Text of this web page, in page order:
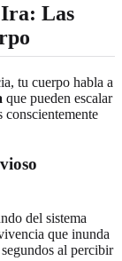
Ira: Las
tu cuerpo habla a
que pueden escalar
conscientemente
del sistema
que inunda
al percibir